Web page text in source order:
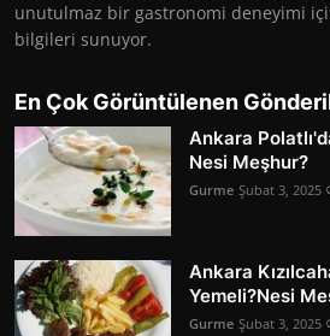
unutulmaz bir gastronomi deneyimi
bilgileri sunuyor.
En Çok Görüntülenen
Ankara
Nesi Meşhur?
Gurme Şubat 3, 2025
Ankara
Yemeli?Nesi
Gurme Şubat 3, 2025